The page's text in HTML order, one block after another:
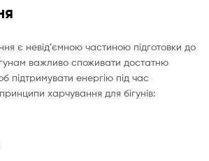
є невід’ємною частиною підготовки до
важливо споживати достатню
підтримувати енергію під час
харчування для бігунів: